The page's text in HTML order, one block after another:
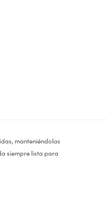
manteniéndolas
siempre lista para